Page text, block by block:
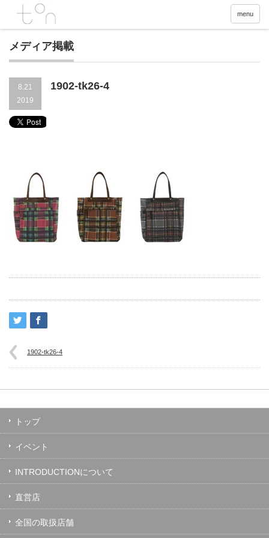
menu
メディア掲載
8.21
2019
1902-tk26-4
1902-tk26-4
トップ
イベント
INTRODUCTIONについて
直営店
全国の取扱店舗